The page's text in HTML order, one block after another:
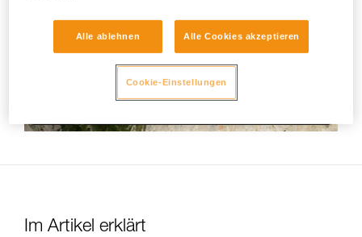
Im Artikel erklärt
Alle ablehnen Alle Cookies akzeptieren
Cookie-Einstellungen